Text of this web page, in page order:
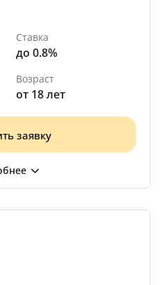
Ставка
до 0.8%
Возраст
от 18 лет
заявку